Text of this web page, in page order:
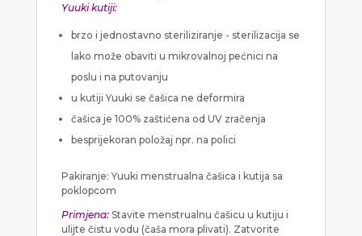
Yuuki kutiji:
brzo i jednostavno steriliziranje - sterilizacija se
lako može obaviti u mikrovalnoj pećnici na
poslu i na putovanju
u kutiji Yuuki se čašica ne deformira
čašica je 100% zaštićena od UV zračenja
besprijekoran položaj npr. na polici
Pakiranje: Yuuki menstrualna čašica i kutija sa
poklopcom
Primjena: Stavite menstrualnu čašicu u kutiju i
ulijte čistu vodu (čaša mora plivati). Zatvorite